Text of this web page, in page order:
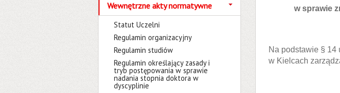
Wewnętrzne akty normatywne
Statut Uczelni
Regulamin organizacyjny
Regulamin studiów
Regulamin określający zasady i
tryb postępowania w sprawie
nadania stopnia doktora w
dyscyplinie
w sprawie
Na podstawie § 14
w Kielcach